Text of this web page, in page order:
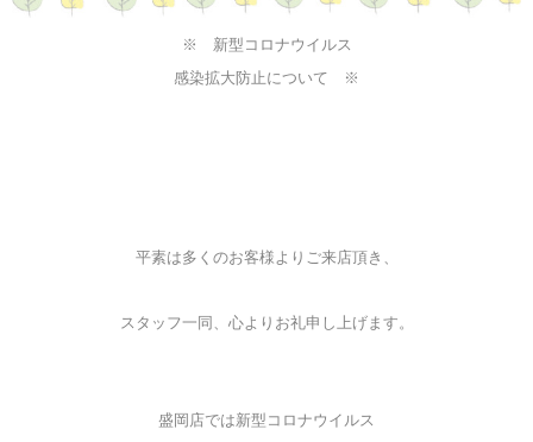
※ 新型コロナウイルス
感染拡大防止について ※
平素は多くのお客様よりご来店頂き、
スタッフ一同、心よりお礼申し上げます。
盛岡店では新型コロナウイルス